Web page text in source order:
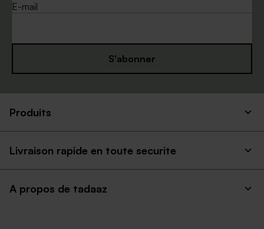
E-mail
S'abonner
Produits
Livraison rapide en toute securite
A propos de tadaaz